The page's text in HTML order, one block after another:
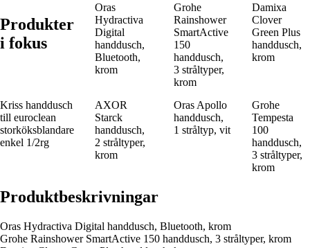
Produkter
i fokus
Oras
Hydractiva
Digital
handdusch,
Bluetooth,
krom
Grohe
Rainshower
SmartActive
150
handdusch,
3 stråltyper,
krom
Damixa
Clover
Green Plus
handdusch,
krom
Kriss handdusch
till euroclean
storköksblandare
enkel 1/2rg
AXOR
Starck
handdusch,
2 stråltyper,
krom
Oras Apollo
handdusch,
1 stråltyp, vit
Grohe
Tempesta
100
handdusch,
3 stråltyper,
krom
Produktbeskrivningar
Oras Hydractiva Digital handdusch, Bluetooth, krom
Grohe Rainshower SmartActive 150 handdusch, 3 stråltyper, krom